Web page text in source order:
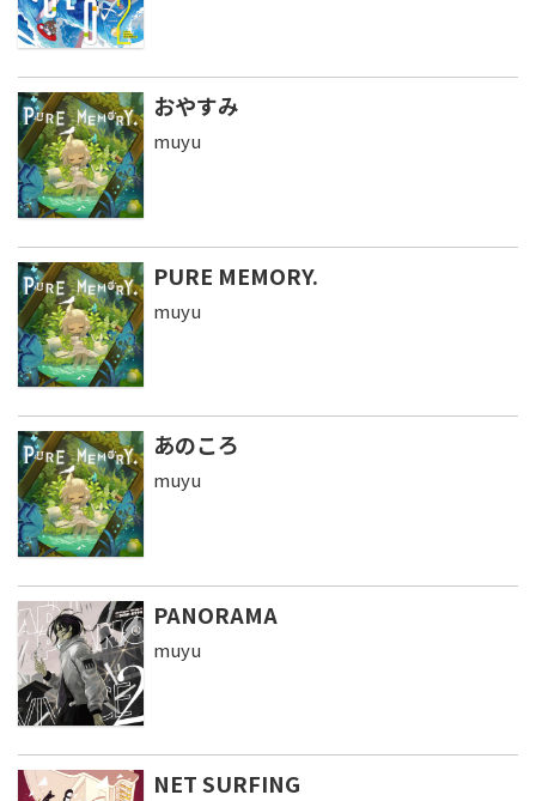
おやすみ
muyu
PURE MEMORY.
muyu
あのころ
muyu
PANORAMA
muyu
NET SURFING